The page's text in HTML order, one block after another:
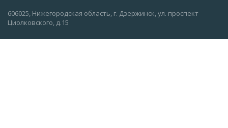
606025, Нижегородская область, г. Дзержинск, ул. проспект
Циолковского, д.15